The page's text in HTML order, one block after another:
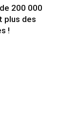
200 000
plus des
!